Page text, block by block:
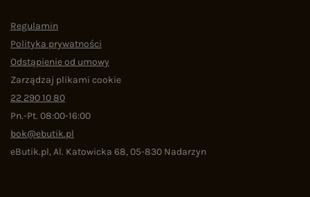
Regulamin
Polityka prywatności
Odstąpienie od umowy
Zarządzaj plikami cookie
22 290 10 80
Pn.-Pt. 08:00-16:00
bok@ebutik.pl
eButik.pl,Al. Katowicka 68,05-830 Nadarzyn